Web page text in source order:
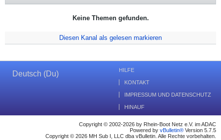
Keine Themen gefunden.
Diesen Kanal als gelesen markieren
Deutsch (Du) HILFE
KONTAKT
IMPRESSUM UND DATENSCHUTZ
HINAUF
Copyright © 2002-2026 by Rhein-Boot Netz e.V. im ADAC
Powered by vBulletin® Version 5.7.5
Copyright © 2026 MH Sub I, LLC dba vBulletin. Alle Rechte vorbehalten.